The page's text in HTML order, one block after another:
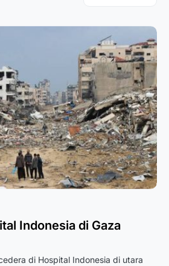
Indonesia di Gaza
di Hospital Indonesia di utara